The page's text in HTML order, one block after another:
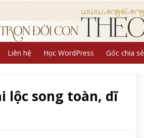
Liên hệ Học WordPress Góc chia sẻ
lộc song toàn, dĩ